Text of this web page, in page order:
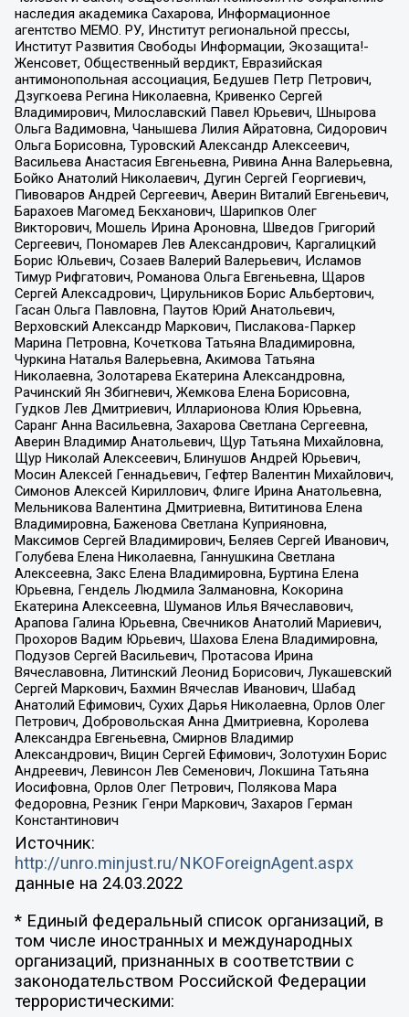
наследия академика Сахарова, Информационное
агентство МЕМО. РУ, Институт региональной прессы,
Институт Развития Свободы Информации, Экозащита!-
Женсовет, Общественный вердикт, Евразийская
антимонопольная ассоциация, Бедушев Петр Петрович,
Дзугкоева Регина Николаевна, Кривенко Сергей
Владимирович, Милославский Павел Юрьевич, Шнырова
Ольга Вадимовна, Чанышева Лилия Айратовна, Сидорович
Ольга Борисовна, Туровский Александр Алексеевич,
Васильева Анастасия Евгеньевна, Ривина Анна Валерьевна,
Бойко Анатолий Николаевич, Дугин Сергей Георгиевич,
Пивоваров Андрей Сергеевич, Аверин Виталий Евгеньевич,
Барахоев Магомед Бекханович, Шарипков Олег
Викторович, Мошель Ирина Ароновна, Шведов Григорий
Сергеевич, Пономарев Лев Александрович, Каргалицкий
Борис Юльевич, Созаев Валерий Валерьевич, Исламов
Тимур Рифгатович, Романова Ольга Евгеньевна, Щаров
Сергей Алексадрович, Цирульников Борис Альбертович,
Гасан Ольга Павловна, Паутов Юрий Анатольевич,
Верховский Александр Маркович, Пислакова-Паркер
Марина Петровна, Кочеткова Татьяна Владимировна,
Чуркина Наталья Валерьевна, Акимова Татьяна
Николаевна, Золотарева Екатерина Александровна,
Рачинский Ян Збигневич, Жемкова Елена Борисовна,
Гудков Лев Дмитриевич, Илларионова Юлия Юрьевна,
Саранг Анна Васильевна, Захарова Светлана Сергеевна,
Аверин Владимир Анатольевич, Щур Татьяна Михайловна,
Щур Николай Алексеевич, Блинушов Андрей Юрьевич,
Мосин Алексей Геннадьевич, Гефтер Валентин Михайлович,
Симонов Алексей Кириллович, Флиге Ирина Анатольевна,
Мельникова Валентина Дмитриевна, Вититинова Елена
Владимировна, Баженова Светлана Куприяновна,
Максимов Сергей Владимирович, Беляев Сергей Иванович,
Голубева Елена Николаевна, Ганнушкина Светлана
Алексеевна, Закс Елена Владимировна, Буртина Елена
Юрьевна, Гендель Людмила Залмановна, Кокорина
Екатерина Алексеевна, Шуманов Илья Вячеславович,
Арапова Галина Юрьевна, Свечников Анатолий Мариевич,
Прохоров Вадим Юрьевич, Шахова Елена Владимировна,
Подузов Сергей Васильевич, Протасова Ирина
Вячеславовна, Литинский Леонид Борисович, Лукашевский
Сергей Маркович, Бахмин Вячеслав Иванович, Шабад
Анатолий Ефимович, Сухих Дарья Николаевна, Орлов Олег
Петрович, Добровольская Анна Дмитриевна, Королева
Александра Евгеньевна, Смирнов Владимир
Александрович, Вицин Сергей Ефимович, Золотухин Борис
Андреевич, Левинсон Лев Семенович, Локшина Татьяна
Иосифовна, Орлов Олег Петрович, Полякова Мара
Федоровна, Резник Генри Маркович, Захаров Герман
Константинович
Источник:
http://unro.minjust.ru/NKOForeignAgent.aspx
данные на 24.03.2022
* Единый федеральный список организаций, в
том числе иностранных и международных
организаций, признанных в соответствии с
законодательством Российской Федерации
террористическими: